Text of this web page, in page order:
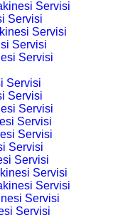
Servisi
Servisi
Servisi
Servisi
Servisi
Servisi
Servisi
Servisi
Servisi
Servisi
Servisi
Servisi
Servisi
Servisi
Servisi
Servisi